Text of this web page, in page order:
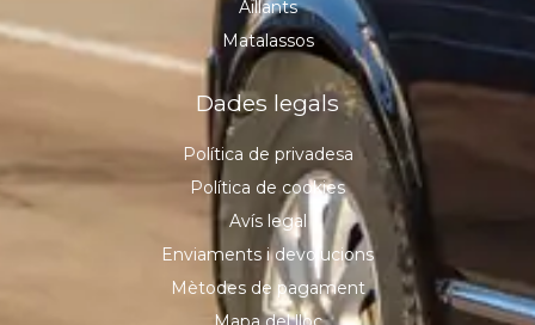
Aïllants
Matalassos
Dades legals
Política de privadesa
Política de cookies
Avís legal
Enviaments i devolucions
Mètodes de pagament